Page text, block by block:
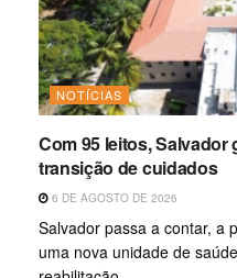
NOTÍCIAS
Com 95 leitos,
transição de cuidados
6 DE AGOSTO DE 2026
Salvador passa a contar, a
uma nova unidade de